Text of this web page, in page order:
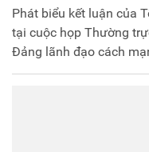
Phát biểu kết luận của
tại cuộc họp Thường
Đảng lãnh đạo cách